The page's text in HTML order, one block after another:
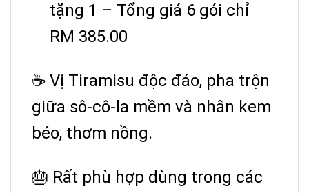
tặng 1 – Tổng giá 6 gói chỉ
RM 385.00
☕ Vị Tiramisu độc đáo, pha trộn
giữa sô-cô-la mềm và nhân kem
béo, thơm nồng.
🎂 Rất phù hợp dùng trong các